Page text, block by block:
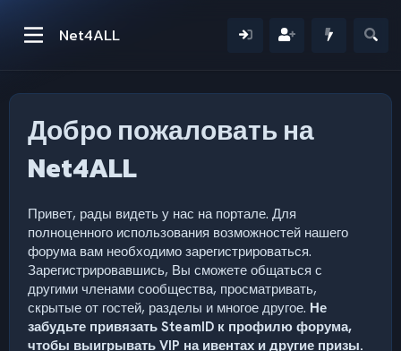
Net4ALL
Добро пожаловать на
Net4ALL
Привет, рады видеть у нас на портале. Для
полноценного использования возможностей нашего
форума вам необходимо зарегистрироваться.
Зарегистрировавшись, Вы сможете общаться с
другими членами сообщества, просматривать,
скрытые от гостей, разделы и многое другое. Не
забудьте привязать SteamID к профилю форума,
чтобы выигрывать VIP на ивентах и другие призы.